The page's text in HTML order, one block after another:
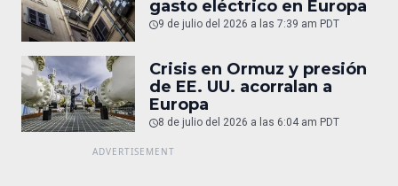
gasto eléctrico en Europa
9 de julio del 2026 a las 7:39 am PDT
Crisis en Ormuz y presión
de EE. UU. acorralan a
Europa
8 de julio del 2026 a las 6:04 am PDT